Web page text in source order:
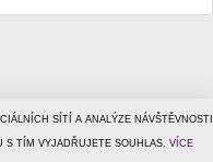
SÍTÍ A ANALÝZE NÁVŠTĚVNOSTI
S TÍM VYJADŘUJETE SOUHLAS. VÍCE
1801-5131